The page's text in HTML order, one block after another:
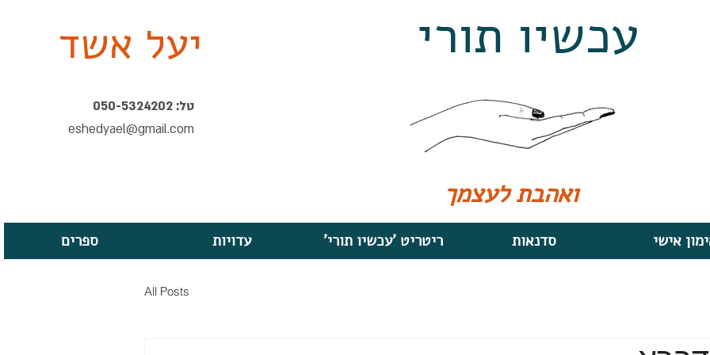
יעל אשד
טל: 050-5324202
eshedyael@gmail.com
עכשיו תורי
ואהבת לעצמך
ספרים עדויות 'ריטריט 'עכשיו תורי סדנאות אישי
All Posts